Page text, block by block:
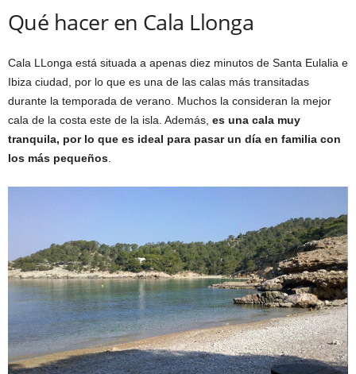
Qué hacer en Cala Llonga
Cala LLonga está situada a apenas diez minutos de Santa Eulalia e
Ibiza ciudad, por lo que es una de las calas más transitadas
durante la temporada de verano. Muchos la consideran la mejor
cala de la costa este de la isla. Además, es una cala muy
tranquila, por lo que es ideal para pasar un día en familia con
los más pequeños